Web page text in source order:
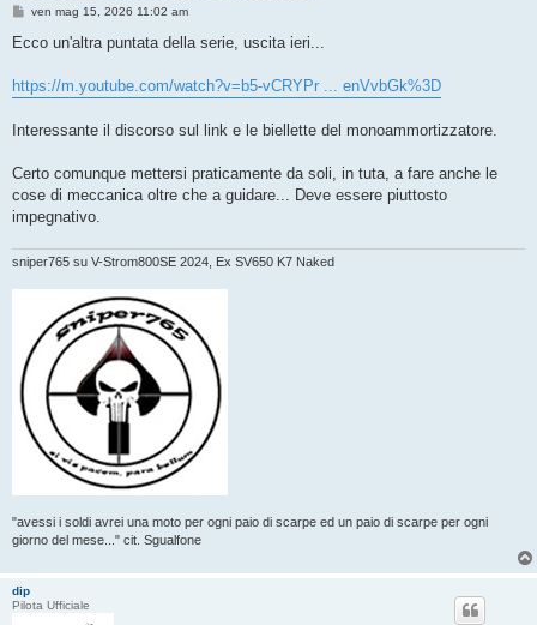
M
s
g
g
o
ven mag 15, 2026 11:02 am
Ecco un'altra puntata della serie, uscita ieri...
https://m.youtube.com/watch?v=b5-vCRYPr ... enVvbGk%3D
Interessante il discorso sul link e le biellette del monoammortizzatore.
Certo comunque mettersi praticamente da soli, in tuta, a fare anche le
cose di meccanica oltre che a guidare... Deve essere piuttosto
impegnativo.
sniper765 su V-Strom800SE 2024, Ex SV650 K7 Naked
"avessi i soldi avrei una moto per ogni paio di scarpe ed un paio di scarpe per ogni
giorno del mese..." cit. Sgualfone
dip
Pilota Ufficiale